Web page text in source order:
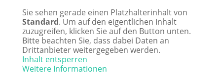
Sie sehen gerade einen Platzhalterinhalt von
Standard. Um auf den eigentlichen Inhalt
zuzugreifen, klicken Sie auf den Button unten.
Bitte beachten Sie, dass dabei Daten an
Drittanbieter weitergegeben werden.
Inhalt entsperren
Weitere Informationen